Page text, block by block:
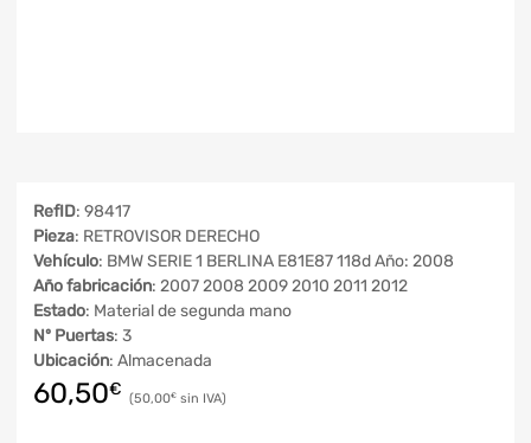
RefID: 98417
Pieza: RETROVISOR DERECHO
Vehículo: BMW SERIE 1 BERLINA E81E87 118d Año: 2008
Año fabricación: 2007 2008 2009 2010 2011 2012
Estado: Material de segunda mano
Nº Puertas: 3
Ubicación: Almacenada
60,50€ 50,00€